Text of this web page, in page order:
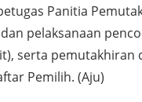
Panitia
pelaksanaan
serta pemutakhiran
Pemilih. (Aju)